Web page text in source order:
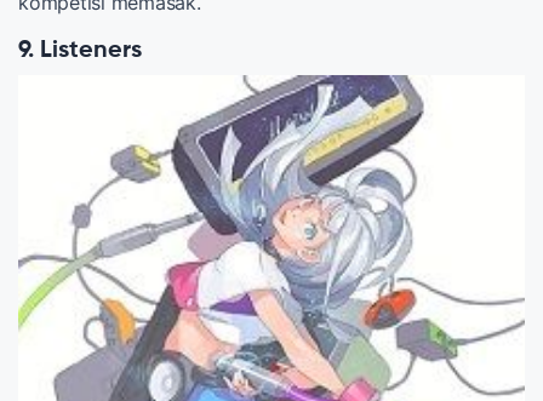
9. Listeners